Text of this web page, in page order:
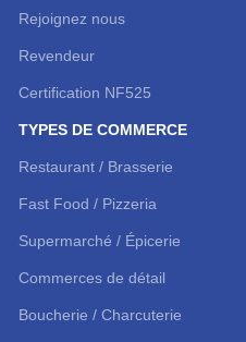
Rejoignez nous
Revendeur
Certification NF525
TYPES DE COMMERCE
Restaurant / Brasserie
Fast Food / Pizzeria
Supermarché / Épicerie
Commerces de détail
Boucherie / Charcuterie